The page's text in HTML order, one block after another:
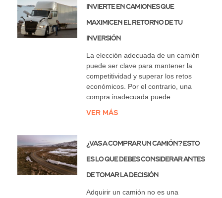
Invierte en Camiones que
Maximicen el Retorno de tu
Inversión
La elección adecuada de un camión
puede ser clave para mantener la
competitividad y superar los retos
económicos. Por el contrario, una
compra inadecuada puede
Ver más
¿Vas a comprar un camión? Esto
es lo que debes considerar antes
de tomar la decisión
Adquirir un camión no es una